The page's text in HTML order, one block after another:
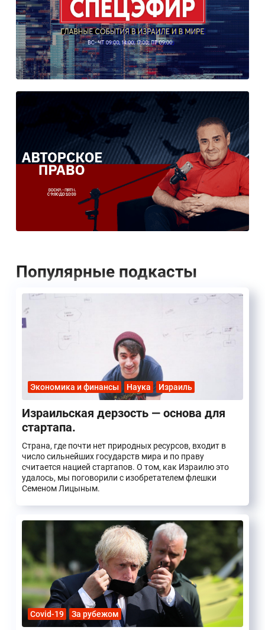
Популярные подкасты
Экономика и финансы Наука Израиль
Израильская дерзость — основа для
стартапа.
Страна, где почти нет природных ресурсов, входит в
число сильнейших государств мира и по праву
считается нацией стартапов. О том, как Израилю это
удалось, мы поговорили с изобретателем флешки
Семеном Лицыным.
Covid-19 За рубежом